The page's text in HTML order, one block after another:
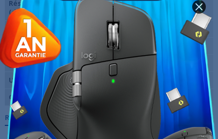
Résolution maximale
(dpi)
30000 Dpi
Nombre de boutons
Rétro-éclairage
Oui (RGB)
Dimensions
119.5 x 75.5 x 43.5 mm
Utilisation
Gaming
Garantie
Références spécifiques